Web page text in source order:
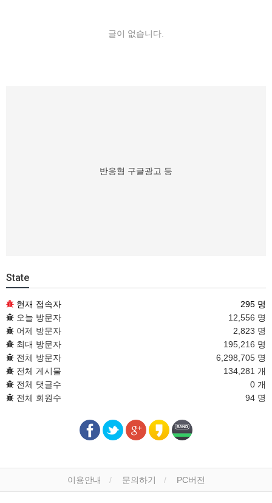
글이 없습니다.
반응형 구글광고 등
State
현재 접속자
295 명
오늘 방문자
12,556 명
어제 방문자
2,823 명
최대 방문자
195,216 명
전체 방문자
6,298,705 명
전체 게시물
134,281 개
전체 댓글수
0 개
전체 회원수
94 명
이용안내 문의하기 PC버전